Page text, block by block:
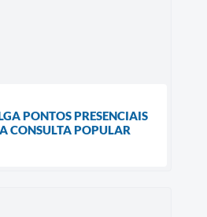
PONTOS PRESENCIAIS
CONSULTA POPULAR